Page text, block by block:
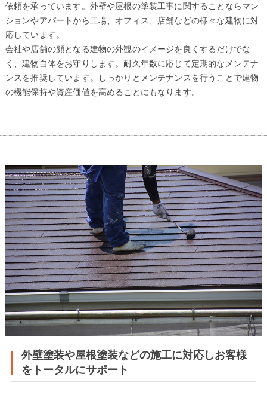
依頼を承っています。外壁や屋根の塗装工事に関することならマン
ションやアパートから工場、オフィス、店舗などの様々な建物に対
応しています。
会社や店舗の顔となる建物の外観のイメージを良くするだけでな
く、建物自体をお守りします。耐久年数に応じて定期的なメンテナ
ンスを推奨しています。しっかりとメンテナンスを行うことで建物
の機能保持や資産価値を高めることにもなります。
外壁塗装や屋根塗装などの施工に対応しお客様
をトータルにサポート